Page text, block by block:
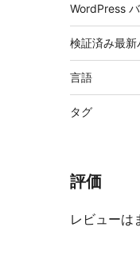
WordPress
検証済み最新
言語
タグ
評価
レビューは